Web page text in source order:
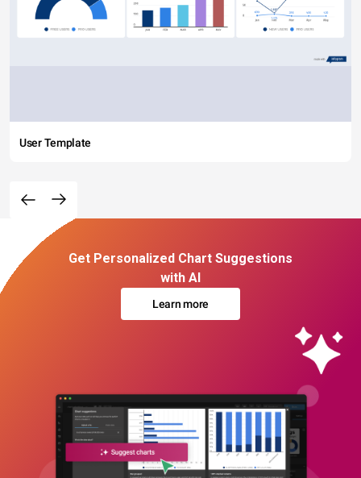
User Template
Get Personalized Chart Suggestions
with AI
Learn more